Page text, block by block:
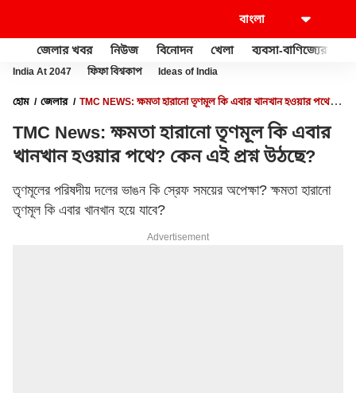
জেলার খবর নিউজ বিনোদন খেলা ব্যবসা-বাণিজ্যের
India At 2047 ফিফা বিশ্বকাপ Ideas of India
হোম জেলার
TMC NEWS: ক্ষমতা হারানো তৃণমূল কি এবার খানখান হওয়ার পথে?
TMC News: ক্ষমতা হারানো তৃণমূল কি এবার
খানখান হওয়ার পথে? কেন এই প্রশ্ন উঠছে?
তৃণমূলের পরিষদীয় দলের ভাঙন কি স্রেফ সময়ের অপেক্ষা? ক্ষমতা হারানো
তৃণমূল কি এবার খানখান হয়ে যাবে?
Advertisement